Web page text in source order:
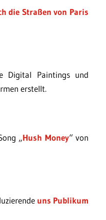
die Straßen von Paris
Digital Paintings und
erstellt.
„Hush Money“ von
uns Publikum